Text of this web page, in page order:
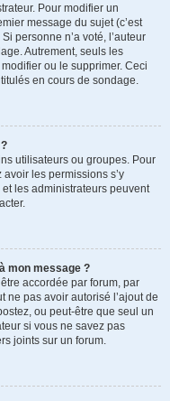
Pour modifier un
message du sujet (c’est
personne n’a voté, l’auteur
Autrement, seuls les
ou le supprimer. Ceci
en cours de sondage.
utilisateurs ou groupes. Pour
avoir les permissions s’y
les administrateurs peuvent
mon message ?
accordée par forum, par
ne pas avoir autorisé l’ajout de
ou peut-être que seul un
si vous ne savez pas
joints sur un forum.